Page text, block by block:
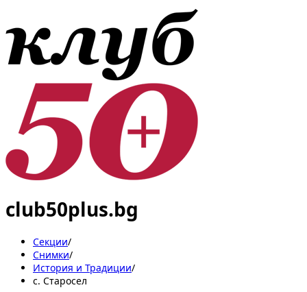
club50plus.bg
Секции/
Снимки/
История и Традиции/
с. Старосел